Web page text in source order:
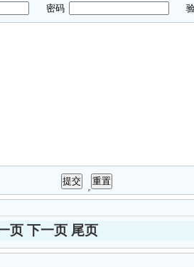
密码 验
页 下一页 尾页